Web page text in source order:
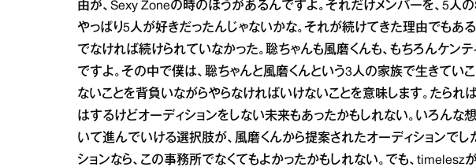
由が、Sexy Zoneの時のほうがあるんですよ。それだけメンバーを、5人
やっぱり5人が好きだったんじゃないかな。それが続けてきた理由でもあ
でなければ続けられていなかった。聡ちゃんも風磨くんも、もちろんケンテ
ですよ。その中で僕は、聡ちゃんと風磨くんという3人の家族で生きてい
ないことを背負いながらやらなければいけないことを意味します。たられ
はするけどオーディションをしない未来もあったかもしれない。いろんな
いて進んでいける選択肢が、風磨くんから提案されたオーディションでし
ションなら、この事務所でなくてもよかったかもしれない。でも、